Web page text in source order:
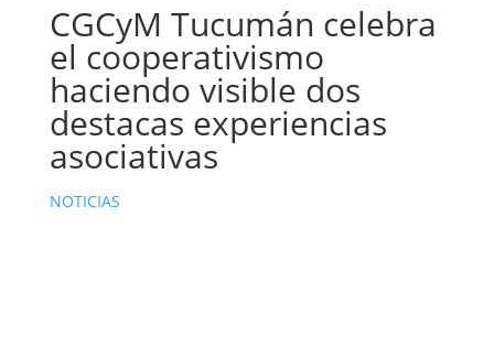
CGCyM Tucumán celebra
el cooperativismo
haciendo visible dos
destacas experiencias
asociativas
NOTICIAS